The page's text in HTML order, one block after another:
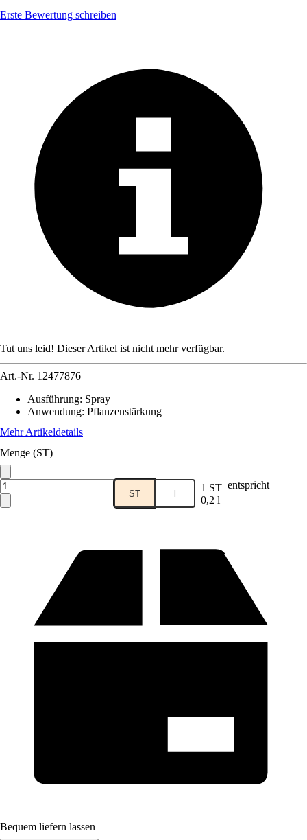
Erste Bewertung schreiben
Tut uns leid! Dieser Artikel ist nicht mehr verfügbar.
Art.-Nr. 12477876
Ausführung: Spray
Anwendung: Pflanzenstärkung
Mehr Artikeldetails
Menge (ST)
ST l 1 ST entspricht
0,2 l
Bequem liefern lassen